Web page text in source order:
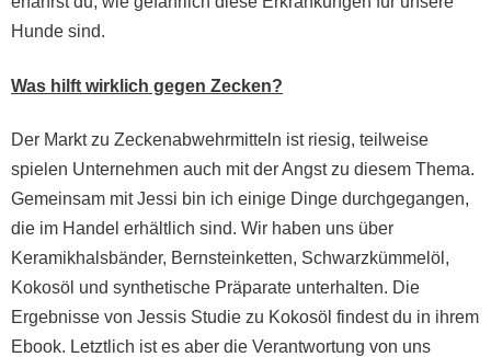
Hunde sind.
Was hilft wirklich gegen Zecken?
Der Markt zu Zeckenabwehrmitteln ist riesig, teilweise
spielen Unternehmen auch mit der Angst zu diesem Thema.
Gemeinsam mit Jessi bin ich einige Dinge durchgegangen,
die im Handel erhältlich sind. Wir haben uns über
Keramikhalsbänder, Bernsteinketten, Schwarzkümmelöl,
Kokosöl und synthetische Präparate unterhalten. Die
Ergebnisse von Jessis Studie zu Kokosöl findest du in ihrem
Ebook. Letztlich ist es aber die Verantwortung von uns